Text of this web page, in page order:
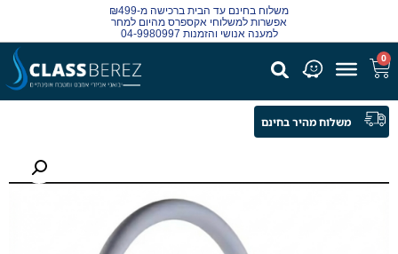
משלוח בחינם עד הבית ברכישה מ-₪499
אפשרות למשלוחי אקספרס מהיום למחר
למענה אנושי והזמנות 04-9980997
0
משלוח מהיר בחינם